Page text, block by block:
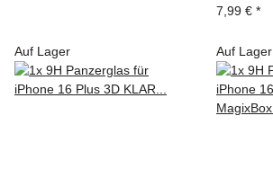
7,99 € *
Auf Lager Auf Lager